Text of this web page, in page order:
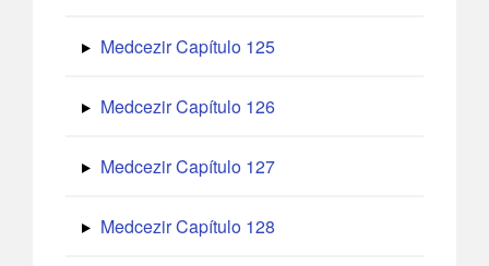
Medcezir Capítulo 125
Medcezir Capítulo 126
Medcezir Capítulo 127
Medcezir Capítulo 128